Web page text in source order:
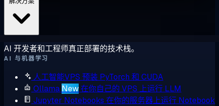
AI 开发者和工程师真正部署的技术栈。
AI 与机器学习
人工智能VPS 预装 PyTorch 和 CUDA
Ollama New在你自己的 VPS 上运行 LLM
Jupyter Notebooks 在你的服务器上运行 Notebook